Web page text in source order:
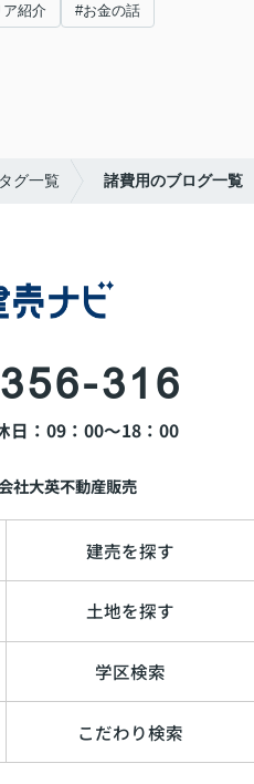
ア紹介 #お金の話
タグ一覧 諸費用のブログ一覧
316
日：09：00～18：00
社大英不動産販売
建売を探す
土地を探す
学区検索
こだわり検索